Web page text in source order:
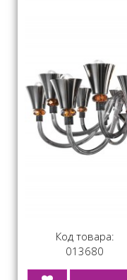
Код товара:
013680